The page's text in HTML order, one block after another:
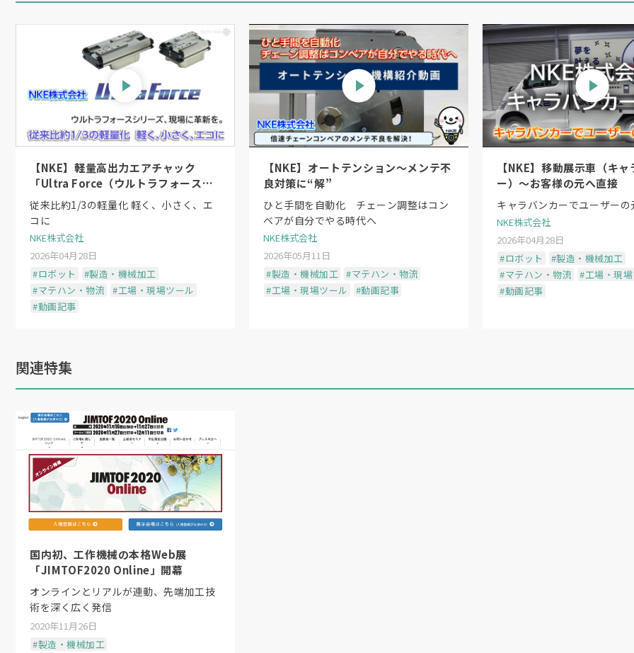
【NKE】軽量高出力エアチャック
「Ultra Force（ウルトラフォース）
シリーズ」〜日本初のシーケンスシリ
ンダ機構
従来比約1/3の軽量化 軽く、小さく、エ
コに
NKE株式会社
2026年04月28日
#ロボット
#製造・機械加工
#マテハン・物流
#工場・現場ツール
#動画記事
【NKE】オートテンション〜メンテ不
良対策に“解”
ひと手間を自動化 チェーン調整はコン
ベアが自分でやる時代へ
NKE株式会社
2026年05月11日
#製造・機械加工 #マテハン・物流
#工場・現場ツール
#動画記事
【NKE】移動展示車（キ
ー）〜お客様の元へ直接
キャラバンカーでユーザーの
NKE株式会社
2026年04月28日
#ロボット
#製造・機械加工
#マテハン・物流
#工場・現
#動画記事
関連特集
国内初、工作機械の本格Web展
「JIMTOF2020 Online」開幕
オンラインとリアルが連動、先端加工技
術を深く広く発信
2020年11月26日
#製造・機械加工